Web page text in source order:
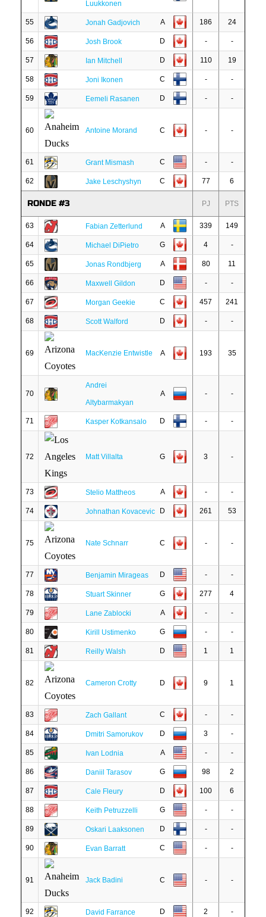
Luukkonen
55 Jonah Gadjovich A 186 24
56 Josh Brook D - -
57 Ian Mitchell D 110 19
58 Joni Ikonen C - -
59 Eemeli Rasanen D - -
60 Antoine Morand C - -
61 Grant Mismash C - -
62 Jake Leschyshyn C 77 6
RONDE #3 PJ PTS
63 Fabian Zetterlund A 339 149
64 Michael DiPietro G 4 -
65 Jonas Rondbjerg A 80 11
66 Maxwell Gildon D - -
67 Morgan Geekie C 457 241
68 Scott Walford D - -
69 MacKenzie Entwistle A 193 35
70
Andrei
Altybarmakyan
A - -
71 Kasper Kotkansalo D - -
72 Matt Villalta G 3 -
73 Stelio Mattheos A - -
74 Johnathan Kovacevic D 261 53
75 Nate Schnarr C - -
77 Benjamin Mirageas D - -
78 Stuart Skinner G 277 4
79 Lane Zablocki A - -
80 Kirill Ustimenko G - -
81 Reilly Walsh D 1 1
82 Cameron Crotty D 9 1
83 Zach Gallant C - -
84 Dmitri Samorukov D 3 -
85 Ivan Lodnia A - -
86 Daniil Tarasov G 98 2
87 Cale Fleury D 100 6
88 Keith Petruzzelli G - -
89 Oskari Laaksonen D - -
90 Evan Barratt C - -
91 Jack Badini C - -
92 David Farrance D 2 -